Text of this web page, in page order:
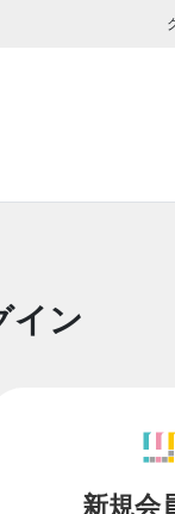
イン
新規会